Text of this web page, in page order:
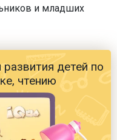
и младших
детей по
чтению